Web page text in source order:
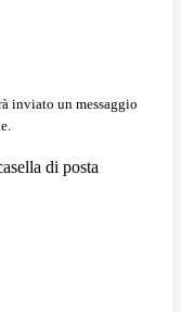
inviato un messaggio
di posta